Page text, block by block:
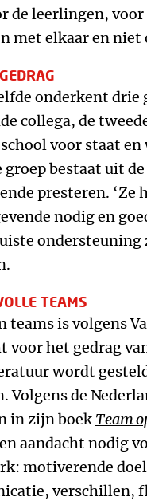
de leerlingen, voor
met elkaar en niet
onderkent drie
collega, de
voor staat
groep bestaat uit
presteren. ‘Ze
nodig en
TEAMS
teams is volgens
voor het gedrag
wordt
Volgens de
in zijn boekTeam
aandacht nodig
motiverende
verschillen,